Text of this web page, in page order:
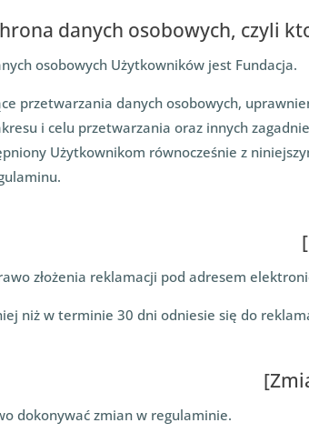
danych osobowych, czyli
osobowych Użytkowników jest Fundacja.
przetwarzania danych osobowych,
i celu przetwarzania oraz innych
Użytkownikom równocześnie z
złożenia reklamacji pod adresem
niż w terminie 30 dni odniesie się do
dokonywać zmian w regulaminie.